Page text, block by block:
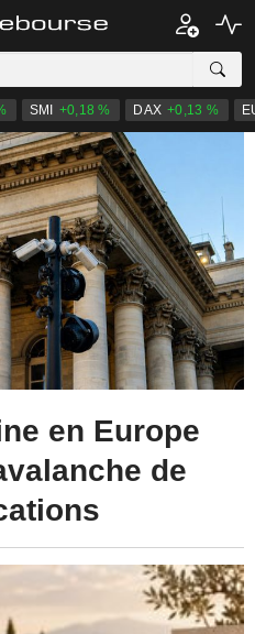
SMI +0,18 % DAX +0,13 %
en Europe
de